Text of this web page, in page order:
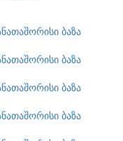
ბაზა
ბაზა
ბაზა
ბაზა